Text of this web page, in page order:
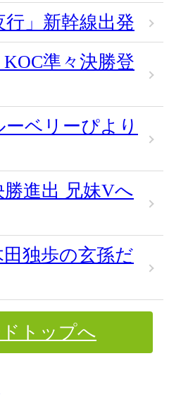
」新幹線出発
KOC準々決勝登
ベリーぴより
進出 兄妹Vへ
独歩の玄孫だ
トップへ